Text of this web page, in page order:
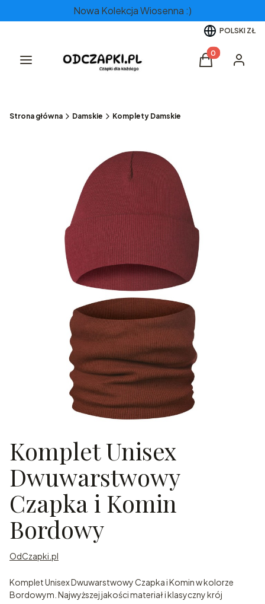
Nowa Kolekcja Wiosenna :)
POLSKI ZŁ
Menu Produkty w
Koszyk
Strona główna Damskie Komplety Damskie
Komplet Unisex
Dwuwarstwowy
Czapka i Komin
Bordowy
OdCzapki.pl
Komplet Unisex Dwuwarstwowy Czapka i Komin w kolorze
Bordowym. Najwyższej jakości materiał i klasyczny krój